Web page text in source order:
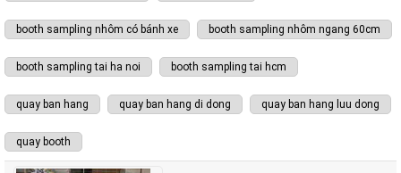
booth sampling nhôm có bánh xe booth sampling nhôm ngang 60cm
booth sampling tai ha noi booth sampling tai hcm
quay ban hang quay ban hang di dong quay ban hang luu dong
quay booth